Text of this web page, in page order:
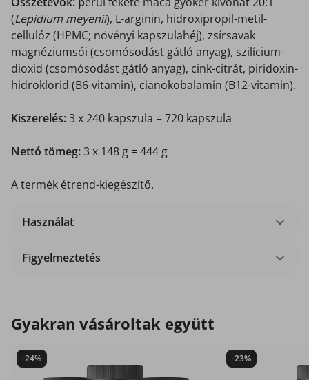
(Lepidium meyenii), L-arginin, hidroxipropil-metil-
cellulóz (HPMC; növényi kapszulahéj), zsírsavak
magnéziumsói (csomósodást gátló anyag), szilícium-
dioxid (csomósodást gátló anyag), cink-citrát, piridoxin-
hidroklorid (B6-vitamin), cianokobalamin (B12-vitamin).
Kiszerelés:3 x 240 kapszula = 720 kapszula
Nettó tömeg:3 x 148 g = 444 g
A termék étrend-kiegészítő.
Használat
Figyelmeztetés
Gyakran vásároltak együtt
-24% -23%